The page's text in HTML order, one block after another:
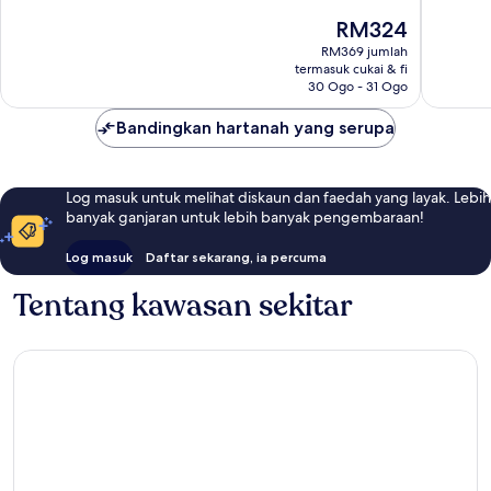
Harga
ialah
RM324
RM324
RM369 jumlah
termasuk cukai & fi
30 Ogo - 31 Ogo
Bandingkan hartanah yang serupa
Log masuk untuk melihat diskaun dan faedah yang layak. Lebih
banyak ganjaran untuk lebih banyak pengembaraan!
Log masuk Daftar sekarang, ia percuma
Tentang kawasan sekitar